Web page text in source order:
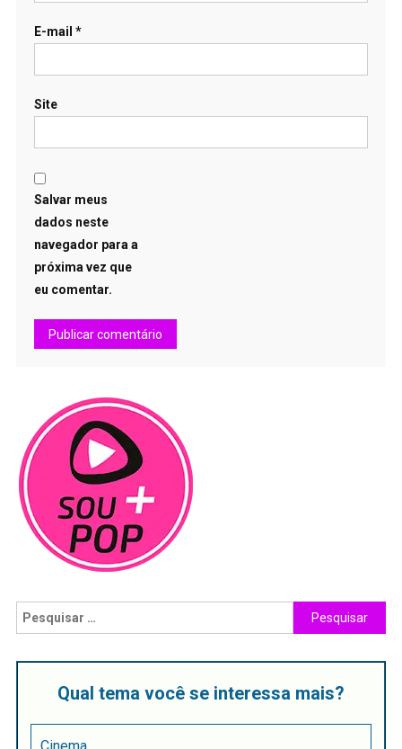
E-mail *
Site
Salvar meus
dados neste
navegador para a
próxima vez que
eu comentar.
Qual tema você se interessa mais?